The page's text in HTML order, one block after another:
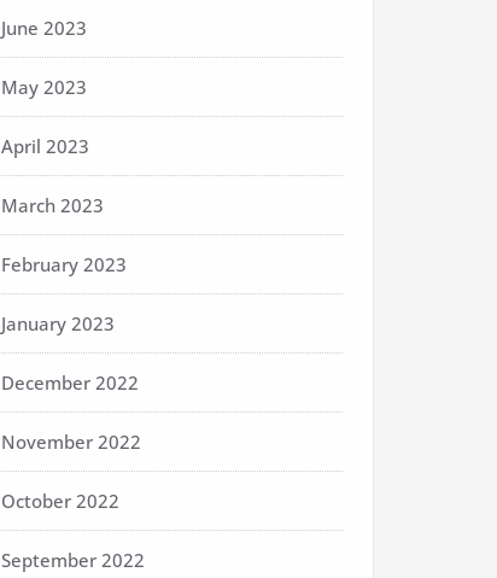
June 2023
May 2023
April 2023
March 2023
February 2023
January 2023
December 2022
November 2022
October 2022
September 2022